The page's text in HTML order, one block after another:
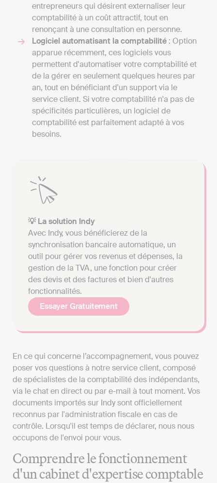
entrepreneurs qui désirent externaliser leur
comptabilité à un coût attractif, tout en
renonçant à une consultation en personne.
Logiciel automatisant la comptabilité : Option
apparue récemment, ces logiciels vous
permettent d'automatiser votre comptabilité et
de la gérer en seulement quelques heures par
an, tout en bénéficiant d'un support via le
service client. Si votre comptabilité n'a pas de
spécificités particulières, un logiciel de
comptabilité est parfaitement adapté à vos
besoins.
💡 La solution Indy
Avec Indy, vous bénéficierez de la
synchronisation bancaire automatique, un
outil pour gérer vos revenus et dépenses, la
gestion de la TVA, une fonction pour créer
des devis et des factures et bien d'autres
fonctionnalités.
Essayer Gratuitement
En ce qui concerne l’accompagnement, vous pouvez
poser vos questions à notre service client, composé
de spécialistes de la comptabilité des indépendants,
via le chat en direct ou par e-mail à tout moment. Vos
documents importés sur Indy sont officiellement
reconnus par l'administration fiscale en cas de
contrôle. Lorsqu'il est temps de déclarer, nous nous
occupons de l'envoi pour vous.
Comprendre le fonctionnement
d'un cabinet d'expertise comptable